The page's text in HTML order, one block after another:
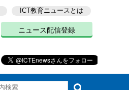
ICT教育ニュースとは
ニュース配信登録